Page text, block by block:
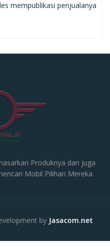
mempublikasi penjualanya
Produknya dan juga
Mobil Pilihan Mereka.
by Jasacom.net